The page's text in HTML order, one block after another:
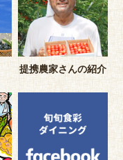
提携農家さんの紹介